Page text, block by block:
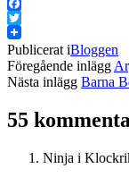
Facebook
Twitter
Publicerat iBloggen
Föregående inlägg
Nästa inlägg Barna
55
Ninja i